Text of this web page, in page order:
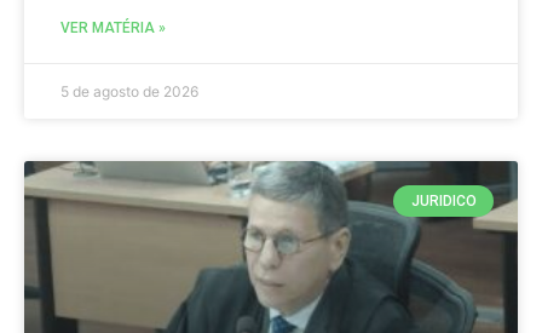
VER MATÉRIA »
5 de agosto de 2026
JURIDICO